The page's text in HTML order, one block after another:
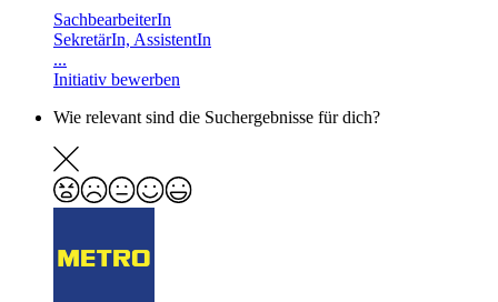
SachbearbeiterIn
SekretärIn, AssistentIn
...
Initiativ bewerben
Wie relevant sind die Suchergebnisse für dich?